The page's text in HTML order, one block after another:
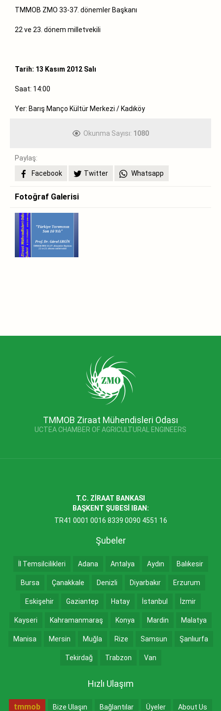
TMMOB ZMO 33-37. dönemler Başkanı
22 ve 23. dönem milletvekili
Tarih: 13 Kasım 2012 Salı
Saat: 14:00
Yer: Barış Manço Kültür Merkezi / Kadıköy
Okunma Sayısı: 1080
Paylaş:
Facebook
Twitter Whatsapp
Fotoğraf Galerisi
TMMOB Ziraat Mühendisleri Odası
UCTEA CHAMBER OF AGRICULTURAL ENGINEERS
T.C. ZİRAAT BANKASI
BAŞKENT ŞUBESİ IBAN:
TR41 0001 0016 8339 0090 4551 16
Şubeler
İl Temsilcilikleri Adana Antalya Aydın Balıkesir
Bursa Çanakkale Denizli Diyarbakır Erzurum
Eskişehir Gaziantep Hatay İstanbul İzmir
Kayseri Kahramanmaraş Konya Mardin Malatya
Manisa Mersin Muğla Rize Samsun Şanlıurfa
Tekirdağ Trabzon Van
Hızlı Ulaşım
tmmob Bize Ulaşın Bağlantılar Üyeler About Us